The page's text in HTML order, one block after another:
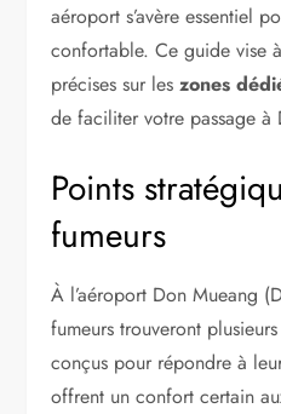
aéroport s’avère essentiel
confortable. Ce guide vise
précises sur leszones
de faciliter votre passage à
Points
fumeurs
À l’aéroport Don Mueang
fumeurs trouveront plusieurs
conçus pour répondre à
offrent un confort certain